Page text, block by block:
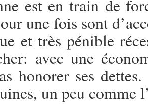
est en train de
une fois sont
et très pénible
avec une
honorer ses
un peu comme